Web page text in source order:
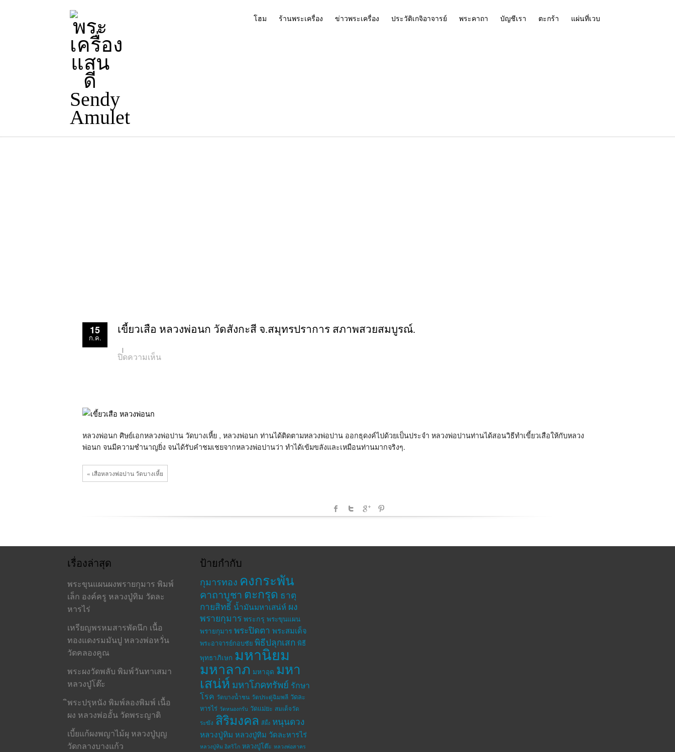
โฮม ร้านพระเครื่อง ข่าวพระเครื่อง ประวัติเกจิอาจารย์ พระคาถา บัญชีเรา ตะกร้า แผ่นที่เวบ
15
ก.ค.
เขี้ยวเสือ หลวงพ่อนก วัดสังกะสี จ.สมุทรปราการ สภาพสวยสมบูรณ์.
ปิดความเห็นบน
สวย
สมบูรณ์.
หลวงพ่อนก ศิษย์เอกหลวงพ่อปาน วัดบางเหี้ย , หลวงพ่อนก ท่านได้ติดตามหลวงพ่อปาน ออกธุดงค์ไปด้วยเป็นประจำ หลวงพ่อปานท่านได้สอนวิธีทำเขี้ยวเสือให้กับหลวง
พ่อนก จนมีความชำนาญยิ่ง จนได้รับคำชมเชยจากหลวงพ่อปานว่า ทำได้เข้มขลังและเหมือนท่านมากจริงๆ.
« เสือหลวงพ่อปาน วัดบางเหี้ย
เรื่องล่าสุด
พระขุนแผนผงพรายกุมาร พิมพ์
เล็ก องค์ครู หลวงปู่ทิม วัดละ
หารไร่
เหรียญพรหมสารพัดนึก เนื้อ
ทองแดงรมมันปู หลวงพ่อหวั่น
วัดคลองคูณ
พระผงวัดพลับ พิมพ์วันทาเสมา
หลวงปู่โต๊ะ
ิพระปรุหนัง พิมพ์ลองพิมพ์ เนื้อ
ผง หลวงพ่ออั้น วัดพระญาติ
เบี้ยแก้ผงพญาไม้ผุ หลวงปู่บุญ
วัดกลางบางแก้ว
ป้ายกำกับ
กุมารทอง คงกระพัน
คาถาบูชา ตะกรุด ธาตุ
กายสิทธิ์ น้ำมันมหาเสน่ห์ ผง
พรายกุมาร พระกรุ พระขุนแผน
พรายกุมาร พระปิดตา พระสมเด็จ
พระอาจารย์กอบชัย พิธีปลุกเสก พิธี
พุทธาภิเษก มหานิยม
มหาลาภ มหาอุด มหา
เสน่ห์ มหาโภคทรัพย์ รักษา
โรค วัดบางน้ำชน วัดประดู่ฉิมพลี วัดละ
หารไร่ วัดหนองกรับ วัดแม่ยะ สมเด็จวัด
ระฆัง สิริมงคล สีผึ้ง หนุนดวง
หลวงปู่ทิม หลวงปู่ทิม วัดละหารไร่
หลวงปู่ทิม อิสริโก หลวงปู่โต๊ะ หลวงพ่อสาคร